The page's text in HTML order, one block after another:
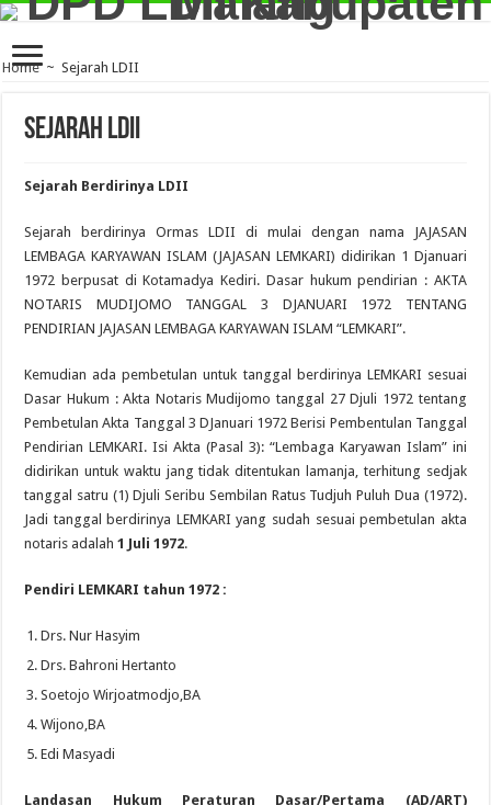
Home ~ Sejarah LDII
Sejarah LDII
Sejarah Berdirinya LDII
Sejarah berdirinya Ormas LDII di mulai dengan nama JAJASAN
LEMBAGA KARYAWAN ISLAM (JAJASAN LEMKARI) didirikan 1 Djanuari
1972 berpusat di Kotamadya Kediri. Dasar hukum pendirian : AKTA
NOTARIS MUDIJOMO TANGGAL 3 DJANUARI 1972 TENTANG
PENDIRIAN JAJASAN LEMBAGA KARYAWAN ISLAM “LEMKARI”.
Kemudian ada pembetulan untuk tanggal berdirinya LEMKARI sesuai
Dasar Hukum : Akta Notaris Mudijomo tanggal 27 Djuli 1972 tentang
Pembetulan Akta Tanggal 3 DJanuari 1972 Berisi Pembentulan Tanggal
Pendirian LEMKARI. Isi Akta (Pasal 3): “Lembaga Karyawan Islam” ini
didirikan untuk waktu jang tidak ditentukan lamanja, terhitung sedjak
tanggal satru (1) Djuli Seribu Sembilan Ratus Tudjuh Puluh Dua (1972).
Jadi tanggal berdirinya LEMKARI yang sudah sesuai pembetulan akta
notaris adalah1 Juli 1972.
Pendiri LEMKARI tahun 1972 :
Drs. Nur Hasyim
Drs. Bahroni Hertanto
Soetojo Wirjoatmodjo,BA
Wijono,BA
Edi Masyadi
Landasan Hukum Peraturan Dasar/Pertama (AD/ART)